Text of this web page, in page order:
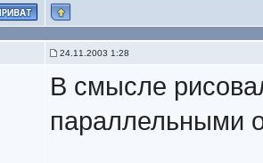
24.11.2003 1:28
В смысле
параллельными